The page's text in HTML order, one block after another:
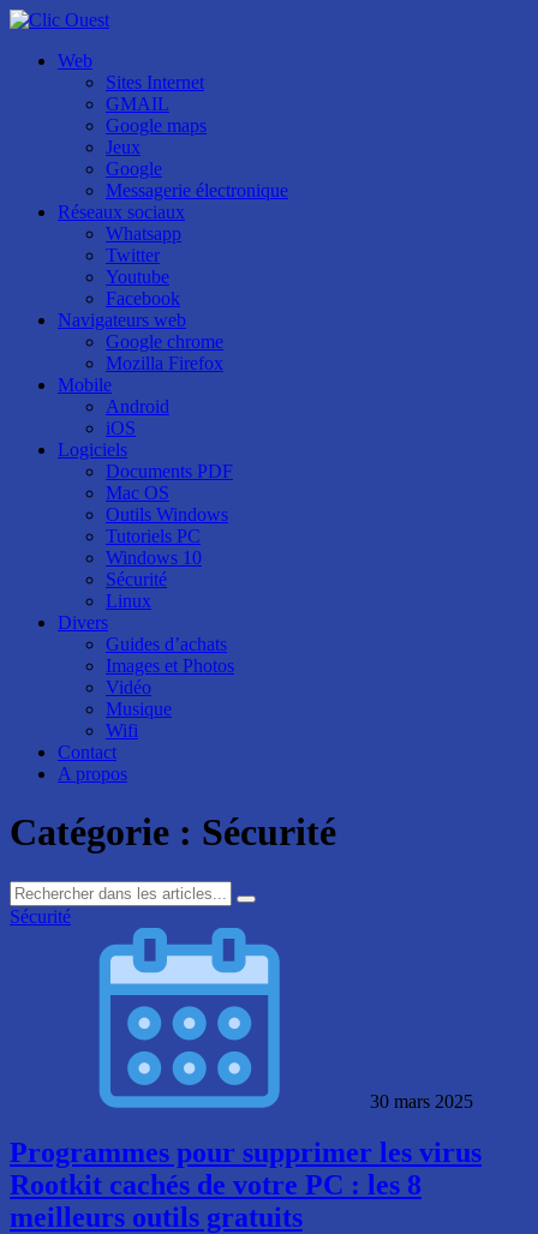
Web
Sites Internet
GMAIL
Google maps
Jeux
Google
Messagerie électronique
Réseaux sociaux
Whatsapp
Twitter
Youtube
Facebook
Navigateurs web
Google chrome
Mozilla Firefox
Mobile
Android
iOS
Logiciels
Documents PDF
Mac OS
Outils Windows
Tutoriels PC
Windows 10
Sécurité
Linux
Divers
Guides d’achats
Images et Photos
Vidéo
Musique
Wifi
Contact
A propos
Catégorie : Sécurité
Sécurité
30 mars 2025
Programmes pour supprimer les virus
Rootkit cachés de votre PC : les 8
meilleurs outils gratuits